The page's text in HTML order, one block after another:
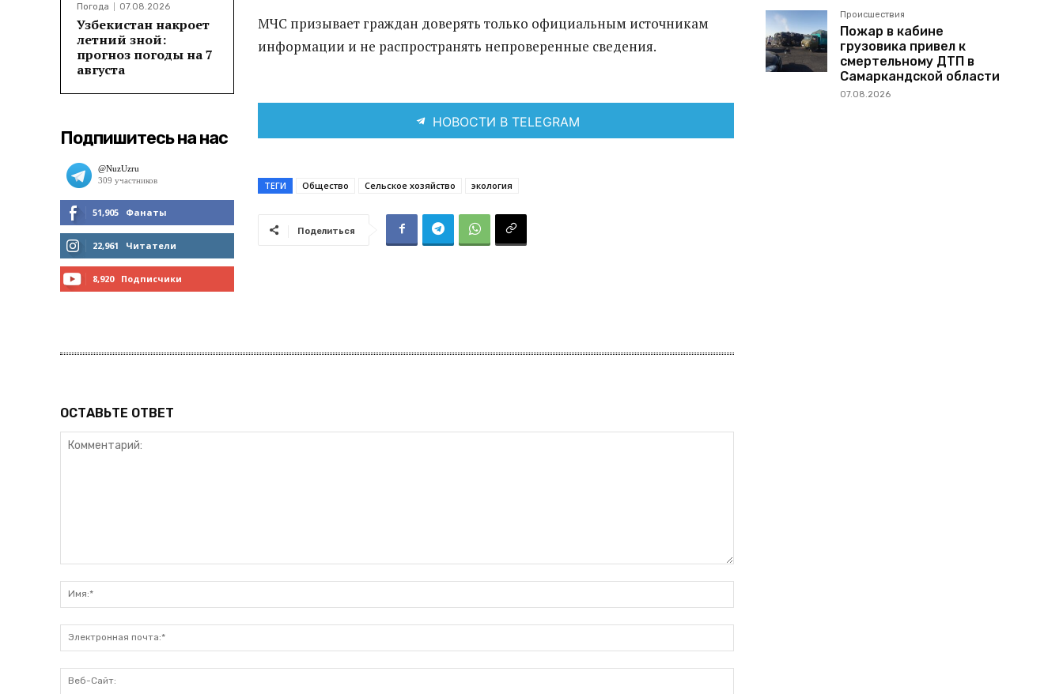
Погода 07.08.2026
Узбекистан накроет
летний зной:
прогноз погоды на 7
августа
Подпишитесь на нас
51,905 Фанаты
МНЕ НРАВИТСЯ
22,961 Читатели
8,920 Подписчики
МЧС призывает граждан доверять только официальным источникам
информации и не распространять непроверенные сведения.
НОВОСТИ В TELEGRAM
ТЕГИ Общество Сельское хозяйство экология
Поделиться
ОСТАВЬТЕ ОТВЕТ
почта:*
Происшествия
Пожар в кабине
грузовика привел к
смертельному ДТП в
Самаркандской области
07.08.2026